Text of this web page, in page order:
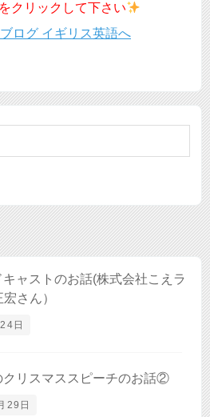
クリックして下さい
ャストのお話(株式会社こえラ
さん）
日
クリスマススピーチのお話②
29日